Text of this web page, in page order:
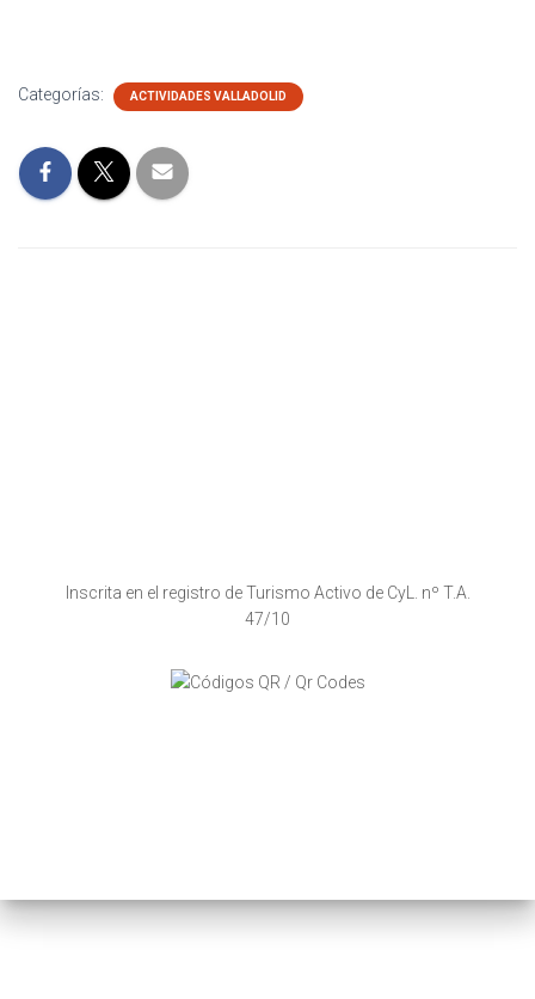
Categorías: ACTIVIDADES VALLADOLID
Inscrita en el registro de Turismo Activo de CyL. nº T.A.
47/10